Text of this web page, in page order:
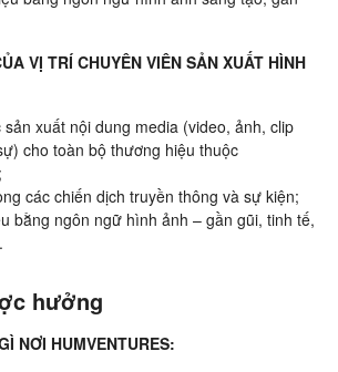
VỊ TRÍ CHUYÊN VIÊN SẢN XUẤT HÌNH
xuất nội dung media (video, ảnh, clip
cho toàn bộ thương hiệu thuộc
các chiến dịch truyền thông và sự kiện;
bằng ngôn ngữ hình ảnh – gần gũi, tinh tế,
hưởng
NƠI HUMVENTURES: